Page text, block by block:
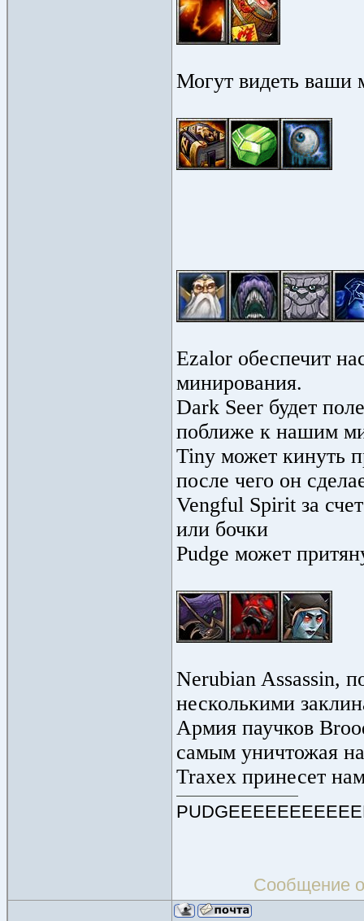
Могут видеть ваши
Ezalor обеспечит
минирования.
Dark Seer будет
поближе к нашим
Tiny может кинуть
после чего он
Vengful Spirit за
или бочки
Pudge может
Nerubian Assassin,
несколькими
Армия паучков
самым уничтожая
Traxex принесет
Сообщение